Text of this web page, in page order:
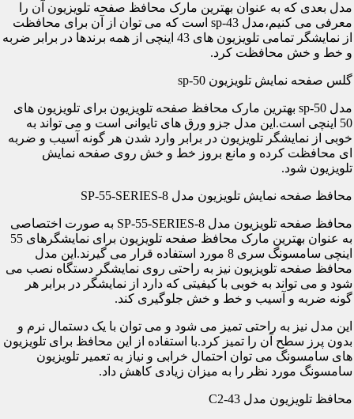
مدل بعدی که به عنوان بهترین مارک محافظ صفحه تلویزیون آن را
معرفی می کنیم،مدل sp-43 است که می توان از آن برای محافظت
از نمایشگر تمامی تلویزیون های 43 اینچی از همه برندها در برابر ضربه
و خط و خش محافظت کرد.
گلس صفحه نمایش تلویزیون sp-50
مدل sp-50 بهترین مارک محافظ صفحه تلویزیون برای تلویزیون های
50 اینچی است.این مدل جزو ورق های تایوانی است و می تواند به
خوبی از نمایشگر تلویزیون در برابر وارد شدن هر گونه آسیب و ضربه
ای محافظت کرده و مانع بروز خط و خش روی صفحه نمایش
تلویزیون شود.
محافظ صفحه نمایش تلویزیون مدل SP-55-SERIES-8
محافظ صفحه تلویزیون مدل SP-55-SERIES-8 به صورت اختصاصی
به عنوان بهترین مارک محافظ صفحه تلویزیون برای نمایشگرهای 55
اینچی سامسونگ سری 8 مورد استفاده قرار می گیرند.این مدل
محافظ صفحه تلویزیون نیز به راحتی روی نمایشگر دستگاه نصب می
شود و می تواند به خوبی با کیفیتی که دارد از نمایشگر در برابر هر
گونه ضربه و آسیب و خط و خش جلوگیری کند.
این مدل نیز به راحتی تمیز می شود و می توان با یک دستمال نرم و
بدون پرز سطح آن را تمیز کرد.با استفاده از این محافظ برای تلویزیون
های سامسونگ می توان احتمال خرابی و نیاز به تعمیر تلویزیون
سامسونگ مورد نظر را به میزان زیادی کاهش داد.
محافظ تلویزیون مدل C2-43